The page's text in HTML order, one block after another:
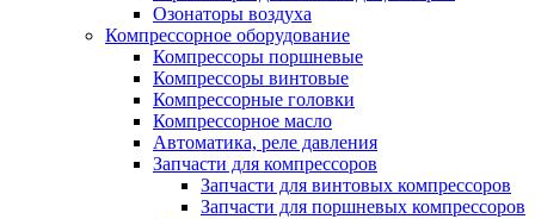
Озонаторы воздуха
Компрессорное оборудование
Компрессоры поршневые
Компрессоры винтовые
Компрессорные головки
Компрессорное масло
Автоматика, реле давления
Запчасти для компрессоров
Запчасти для винтовых компрессоров
Запчасти для поршневых компрессоров